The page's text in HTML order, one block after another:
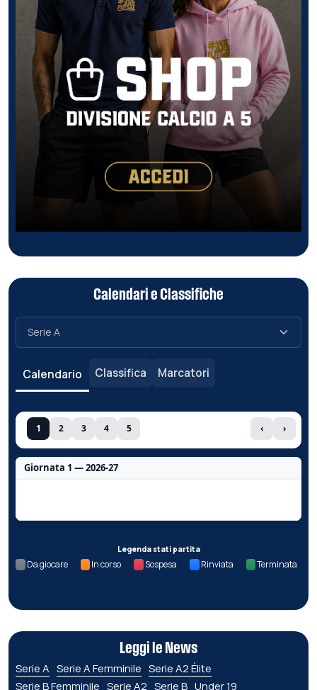
Calendari e Classifiche
Calendario Classifica Marcatori
1 2 3 4 5 ‹ ›
Giornata 1 — 2026-27
Legenda stati partita
Da giocare In corso Sospesa Rinviata Terminata
Leggi le News
Serie A Serie A Femminile Serie A2 Élite
Serie B Femminile Serie A2 Serie B Under 19